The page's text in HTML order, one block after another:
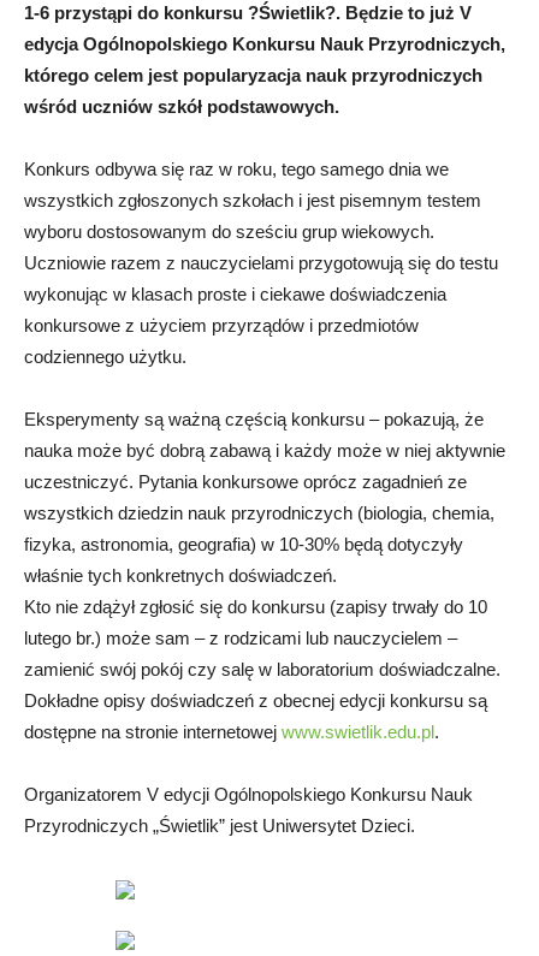
1-6 przystąpi do konkursu ?Świetlik?. Będzie to już V
edycja Ogólnopolskiego Konkursu Nauk Przyrodniczych,
którego celem jest popularyzacja nauk przyrodniczych
wśród uczniów szkół podstawowych.
Konkurs odbywa się raz w roku, tego samego dnia we
wszystkich zgłoszonych szkołach i jest pisemnym testem
wyboru dostosowanym do sześciu grup wiekowych.
Uczniowie razem z nauczycielami przygotowują się do testu
wykonując w klasach proste i ciekawe doświadczenia
konkursowe z użyciem przyrządów i przedmiotów
codziennego użytku.
Eksperymenty są ważną częścią konkursu – pokazują, że
nauka może być dobrą zabawą i każdy może w niej aktywnie
uczestniczyć. Pytania konkursowe oprócz zagadnień ze
wszystkich dziedzin nauk przyrodniczych (biologia, chemia,
fizyka, astronomia, geografia) w 10-30% będą dotyczyły
właśnie tych konkretnych doświadczeń.
Kto nie zdążył zgłosić się do konkursu (zapisy trwały do 10
lutego br.) może sam – z rodzicami lub nauczycielem –
zamienić swój pokój czy salę w laboratorium doświadczalne.
Dokładne opisy doświadczeń z obecnej edycji konkursu są
dostępne na stronie internetowej www.swietlik.edu.pl.
Organizatorem V edycji Ogólnopolskiego Konkursu Nauk
Przyrodniczych „Świetlik” jest Uniwersytet Dzieci.